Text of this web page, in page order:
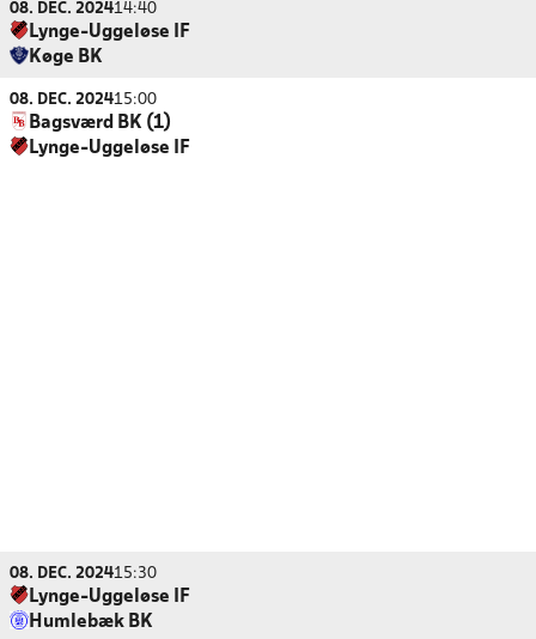
08. DEC. 202414:40
Lynge-Uggeløse IF
Køge BK
08. DEC. 202415:00
Bagsværd BK (1)
Lynge-Uggeløse IF
08. DEC. 202415:30
Lynge-Uggeløse IF
Humlebæk BK